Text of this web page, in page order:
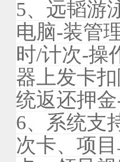
5、 远韬游
电脑-装管
时/计次-操
器上发卡
统返还押金
6、系统支
次卡、项